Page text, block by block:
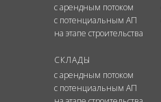
с арендным потоком
с потенциальным АП
на этапе строительства
СКЛАДЫ
с арендным потоком
с потенциальным АП